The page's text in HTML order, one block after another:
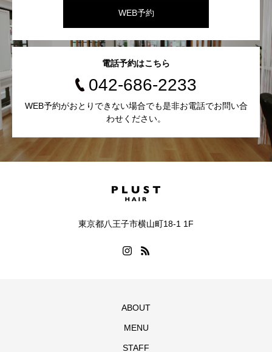
WEB予約
電話予約はこちら
042-686-2233
WEB予約がおとりできない場合でも是非お電話でお問い合
わせください。
東京都八王子市横山町18-1 1F
ABOUT
MENU
STAFF